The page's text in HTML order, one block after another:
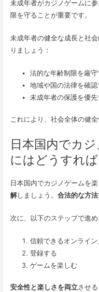
未成年者がカジノゲームに
限を守ることが重要です。
未成年者の健全な成長と社
りましょう：
法的な年齢制限を厳守
地域や国の法律を確認
未成年者の保護を優先
これにより、社会全体の健
日本国内でカ
にはどうすれ
日本国内でカジノゲームを
解しましょう。合法的な方
次に、以下のステップで進め
信頼できるオンライ
登録する
ゲームを楽しむ
安全性と楽しさを両立させ